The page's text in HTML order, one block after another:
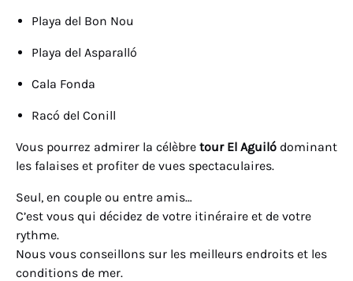
Playa del Bon Nou
Playa del Asparalló
Cala Fonda
Racó del Conill
Vous pourrez admirer la célèbre tour El Aguiló dominant
les falaises et profiter de vues spectaculaires.
Seul, en couple ou entre amis…
C’est vous qui décidez de votre itinéraire et de votre
rythme.
Nous vous conseillons sur les meilleurs endroits et les
conditions de mer.